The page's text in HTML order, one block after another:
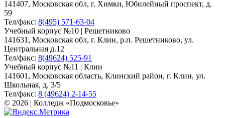
141407, Московская обл, г. Химки, Юбилейный проспект, д.
59
Тел/факс: 8(495) 571-63-04
Учебный корпус №10 | Решетниково
141631, Московская обл, г. Клин, р.п. Решетниково, ул.
Центральная д.12
Тел/факс: 8(49624) 525-91
Учебный корпус №11 | Клин
141601, Московская область, Клинский район, г. Клин, ул.
Школьная, д. 3/5
Тел/факс: 8 (49624) 2-14-55
© 2026 | Колледж «Подмосковье»